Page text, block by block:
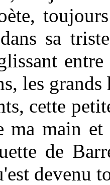
sa
entre
les grands
cette
ma main
de
devenu